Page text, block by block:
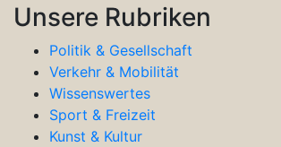
Unsere Rubriken
Politik & Gesellschaft
Verkehr & Mobilität
Wissenswertes
Sport & Freizeit
Kunst & Kultur